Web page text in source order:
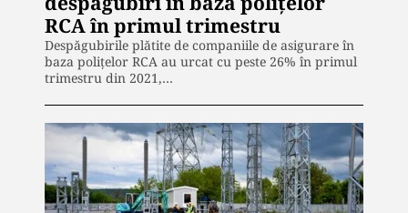
RCA în primul trimestru
Despăgubirile plătite de companiile de asigurare în
baza polițelor RCA au urcat cu peste 26% în primul
trimestru din 2021,…